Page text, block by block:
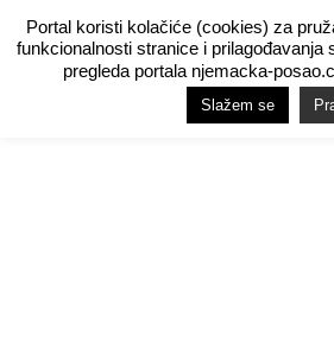
Portal koristi kolačiće (cookies) za
funkcionalnosti stranice i
pregleda portala njemacka-
Slažem se